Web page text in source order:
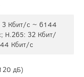
3 Кбит/с ~ 6144
H.265: 32 Кбит/
Кбит/с
дБ)